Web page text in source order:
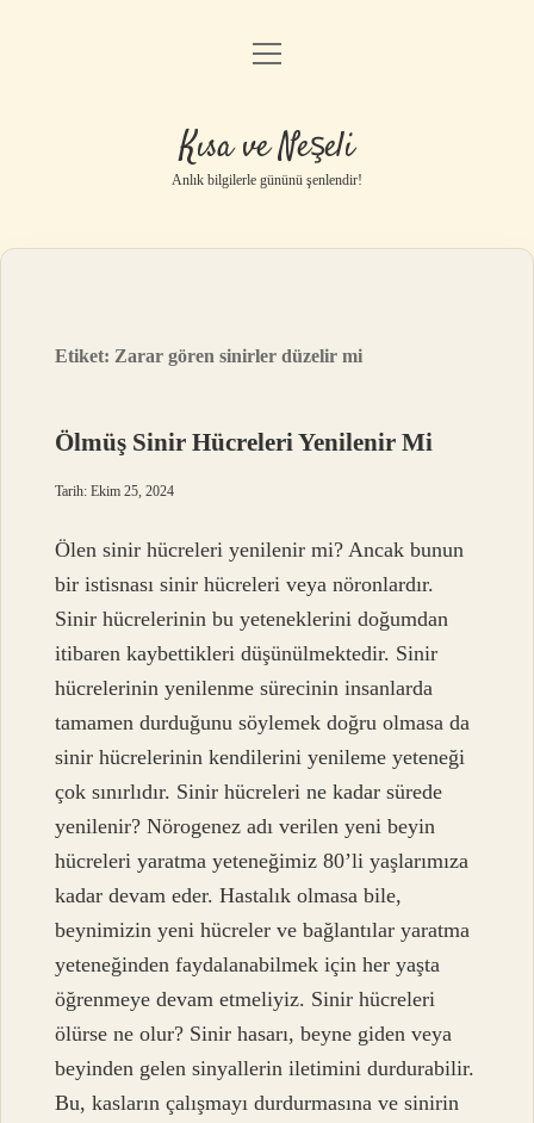
Anasayfa
Yasal Uyarı
menüyü
Kısa ve Neşeli
Anlık bilgilerle gününü şenlendir!
Etiket: Zarar gören sinirler düzelir mi
Ölmüş Sinir Hücreleri Yenilenir Mi
Tarih: Ekim 25, 2024
Ölen sinir hücreleri yenilenir mi? Ancak bunun
bir istisnası sinir hücreleri veya nöronlardır.
Sinir hücrelerinin bu yeteneklerini doğumdan
itibaren kaybettikleri düşünülmektedir. Sinir
hücrelerinin yenilenme sürecinin insanlarda
tamamen durduğunu söylemek doğru olmasa da
sinir hücrelerinin kendilerini yenileme yeteneği
çok sınırlıdır. Sinir hücreleri ne kadar sürede
yenilenir? Nörogenez adı verilen yeni beyin
hücreleri yaratma yeteneğimiz 80’li yaşlarımıza
kadar devam eder. Hastalık olmasa bile,
beynimizin yeni hücreler ve bağlantılar yaratma
yeteneğinden faydalanabilmek için her yaşta
öğrenmeye devam etmeliyiz. Sinir hücreleri
ölürse ne olur? Sinir hasarı, beyne giden veya
beyinden gelen sinyallerin iletimini durdurabilir.
Bu, kasların çalışmayı durdurmasına ve sinirin